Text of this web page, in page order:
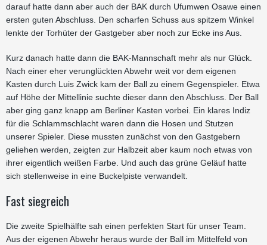
darauf hatte dann aber auch der BAK durch Ufumwen Osawe einen
ersten guten Abschluss. Den scharfen Schuss aus spitzem Winkel
lenkte der Torhüter der Gastgeber aber noch zur Ecke ins Aus.
Kurz danach hatte dann die BAK-Mannschaft mehr als nur Glück.
Nach einer eher verunglückten Abwehr weit vor dem eigenen
Kasten durch Luis Zwick kam der Ball zu einem Gegenspieler. Etwa
auf Höhe der Mittellinie suchte dieser dann den Abschluss. Der Ball
aber ging ganz knapp am Berliner Kasten vorbei. Ein klares Indiz
für die Schlammschlacht waren dann die Hosen und Stutzen
unserer Spieler. Diese mussten zunächst von den Gastgebern
geliehen werden, zeigten zur Halbzeit aber kaum noch etwas von
ihrer eigentlich weißen Farbe. Und auch das grüne Geläuf hatte
sich stellenweise in eine Buckelpiste verwandelt.
Fast siegreich
Die zweite Spielhälfte sah einen perfekten Start für unser Team.
Aus der eigenen Abwehr heraus wurde der Ball im Mittelfeld von